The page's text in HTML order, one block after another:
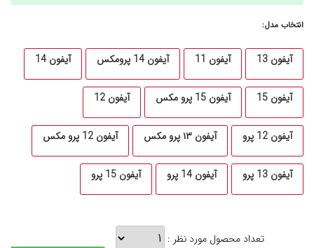
انتخاب مدل:
آیفون 13 آیفون 11 آیفون 14 پرومکس آیفون 14
آیفون 15 آیفون 15 پرو مکس آیفون 12
آیفون 12 پرو آیفون ۱۳ پرو مکس آیفون 12 پرو مکس
آیفون 13 پرو آیفون 14 پرو آیفون 15 پرو
تعداد محصول مورد نظر :